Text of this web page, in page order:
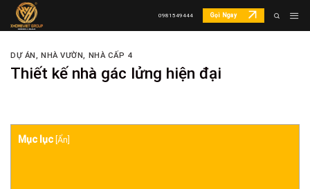
Skip
0981549444 Gọi Ngay
DỰ ÁN, NHÀ VƯỜN, NHÀ CẤP 4
Thiết kế nhà gác lửng hiện đại
Mục lục Ẩn